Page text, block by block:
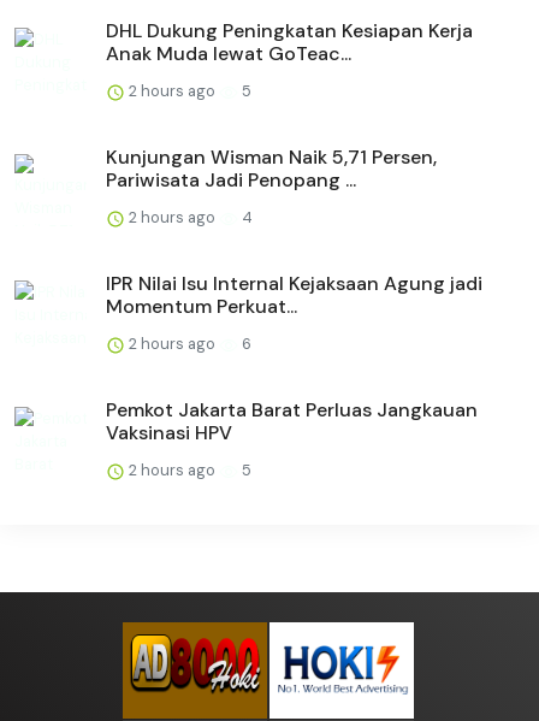
DHL Dukung Peningkatan Kesiapan Kerja
Anak Muda lewat GoTeac...
2 hours ago 5
Kunjungan Wisman Naik 5,71 Persen,
Pariwisata Jadi Penopang ...
2 hours ago 4
IPR Nilai Isu Internal Kejaksaan Agung jadi
Momentum Perkuat...
2 hours ago 6
Pemkot Jakarta Barat Perluas Jangkauan
Vaksinasi HPV
2 hours ago 5